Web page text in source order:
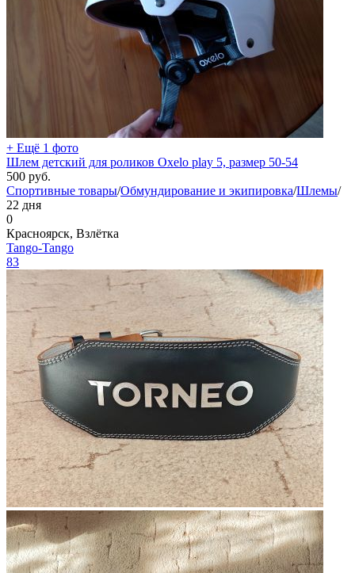
+ Ещё 1 фото
Шлем детский для роликов Oxelo play 5, размер 50-54
500 руб.
Спортивные товары/Обмундирование и экипировка/Шлемы/
22 дня
0
Красноярск, Взлётка
Tango-Tango
83